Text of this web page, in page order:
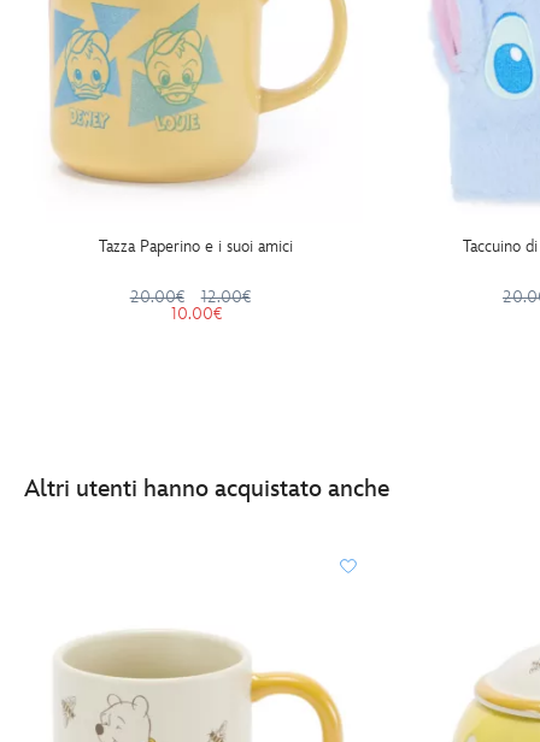
Tazza Paperino e i suoi amici
20.00€
12.00€
10.00€
Taccuino
Altri utenti hanno acquistato anche